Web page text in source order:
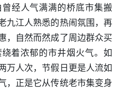
经人气满满的桥底市集搬
九江人熟悉的热闹氛围，再
，自然而然成了周边群众买
着浓郁的市井烟火气。如
万人次，节假日更是人流如
，正是它从传统老市集变身